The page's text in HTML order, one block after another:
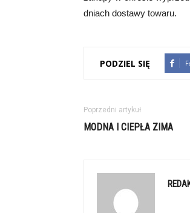
dniach dostawy towaru.
PODZIEL SIĘ
Poprzedni artykuł
MODNA I CIEPŁA ZIMA